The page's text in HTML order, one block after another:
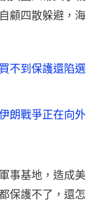
顧四散躲避，海
不到保護還陷選
朗戰爭正在向外
事基地，造成美
保護不了，還怎